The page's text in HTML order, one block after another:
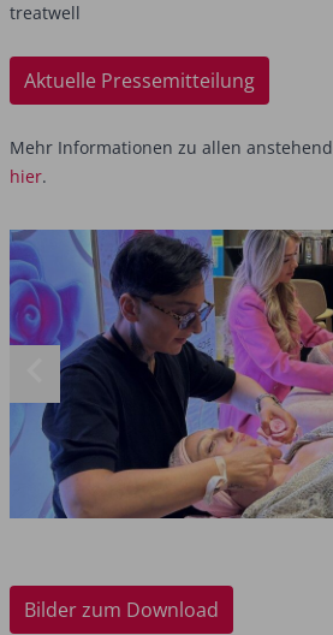
treatwell
Aktuelle Pressemitteilung
Mehr Informationen zu allen
hier.
Bilder zum Download